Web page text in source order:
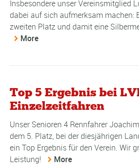
Insbesondere unser Vereinsmitglied
dabei auf sich aufmerksam machen:
zweiten Platz und damit eine
More
Top 5 Ergebnis bei
Einzelzeitfahren
Unser Senioren 4 Rennfahrer
dem 5. Platz, bei der diesjährigen
ein Top Ergebnis für den Verein. Wir
Leistung!
More